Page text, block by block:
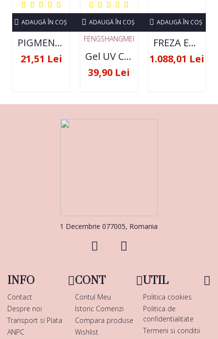
PIGMENT NEON SET 12 CULORI
21,51 Lei
ADAUGĂ ÎN COŞ
FENGSHANGMEI
Gel UV Constructie FSM 50ML - 07
39,90 Lei
ADAUGĂ ÎN COŞ
FREZA ELECTRICA STRONG 210 35000 RPM- ORIGINALA
1.088,01 Lei
ADAUGĂ ÎN COŞ
1 Decembrie 077005, Romania
INFO
Contact
Despre noi
Transport si Plata
ANPC
CONT
Contul Meu
Istoric Comenzi
Compara produse
Wishlist
UTIL
Politica cookies
Politica de
confidentialitate
Termeni si conditii